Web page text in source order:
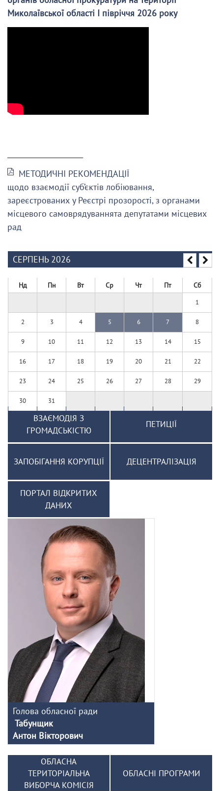
Миколаївської області І півріччя 2026 року
МЕТОДИЧНІ РЕКОМЕНДАЦІЇ
щодо взаємодії суб’єктів лобіювання,
зареєстрованих у Реєстрі прозорості, з органами
місцевого самоврядуваннята депутатами місцевих
рад
СЕРПЕНЬ 2026
Нд Пн Вт Ср Чт Пт Сб
1
2 3 4 5 6 7 8
9 10 11 12 13 14 15
16 17 18 19 20 21 22
23 24 25 26 27 28 29
30 31
ВЗАЄМОДІЯ З
ГРОМАДСЬКІСТЮ
ПЕТИЦІЇ
ЗАПОБІГАННЯ КОРУПЦІЇ ДЕЦЕНТРАЛІЗАЦІЯ
ПОРТАЛ ВІДКРИТИХ
ДАНИХ
Голова обласної ради
Табунщик
Антон Вікторович
ОБЛАСНА
ТЕРИТОРІАЛЬНА
ВИБОРЧА КОМІСІЯ
ОБЛАСНІ ПРОГРАМИ